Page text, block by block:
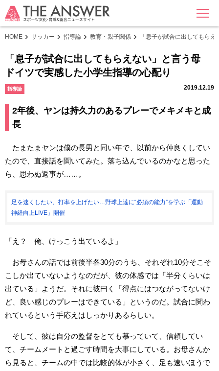
MENU
HOME サッカー 指導論 教育・親子関係 「息子が試合に出してもら
「息子が試合に出してもらえない」と言う母
ドイツで実感した小学生指導の心配り
指導論 2019.12.19
2年後、ヤンは持久力のあるプレーでメキメキと成
長
たまたまヤンは僕の長男と同い年で、以前から仲良くしてい
たので、直接話を聞いてみた。落ち込んでいるのかなと思った
ら、思わぬ返事が……。
足を速くしたい、打率を上げたい…野球上達に“必須の能力”を学ぶ「運動
神経向上LIVE」開催
「え？ 俺、けっこう出ているよ」
お母さんの話では前後半各30分のうち、それぞれ10分そこそ
こしか出ていないようなのだが、彼の体感では「半分くらいは
出ている」ようだ。それに彼曰く「得点にはつながってないけ
ど、良い感じのプレーはできている」というのだ。試合に関わ
れているという手応えはしっかりあるらしい。
そして、彼は自分の監督をとても慕っていて、信頼してい
て、チームメートと過ごす時間を大事にしている。お母さんか
ら見ると、チームの中では比較的体が小さく、足も速いほうで